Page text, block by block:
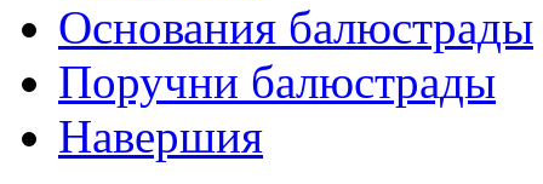
Основания балюстрады
Поручни балюстрады
Навершия